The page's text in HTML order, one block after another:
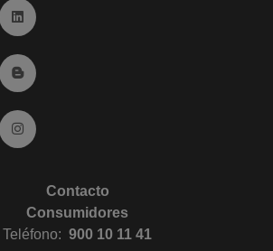
Ir a Linkedin (abre en ventana nueva)
Ir al Blog (abre en ventana nueva)
Ir a Instagram (abre en ventana nueva)
Contacto
Consumidores
Teléfono: 900 10 11 41